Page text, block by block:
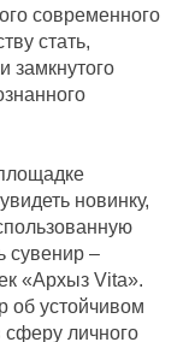
современного
стать,
замкнутого
новинку,
сувенир –
«Архыз Vita».
об устойчивом
сферу личного